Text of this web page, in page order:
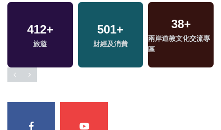
412+
旅遊
501+
財經及消費
38+
兩岸道教文化交流專
區